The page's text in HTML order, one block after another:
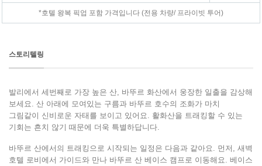
*호텔 왕복 픽업 포함 가격입니다 (전용 차량/ 프라이빗 투어)
스토리텔링
발리에서 세 번째로 가장 높은 산, 바뚜르 화산에서 웅장한 일출을 감상해
보세요
산 아래에 모여있는 구름과 바뚜르 호수의 조화가 마치
그림같이 신비로운 자태를 보이고 있어요
. 활화산을 트래킹할 수 있는
기회는 흔치 않기 때문에 더욱 특별하답니다.
바뚜르 산에서의 트래킹으로 시작되는 일정은 다음과 같아요. 먼저, 새벽
호텔 로비에서 가이드와 만나 바뚜르 산 베이스 캠프로 이동해요. 베이스